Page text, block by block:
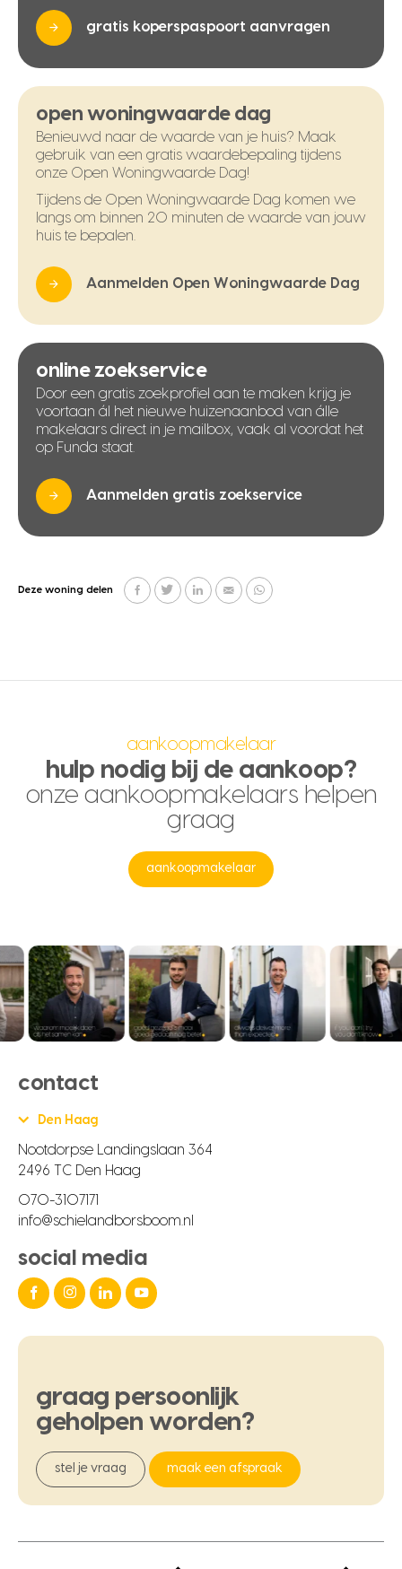
gratis koperspaspoort aanvragen
open woningwaarde dag
Benieuwd naar de waarde van je huis? Maak
gebruik van een gratis waardebepaling tijdens
onze Open Woningwaarde Dag!
Tijdens de Open Woningwaarde Dag komen we
langs om binnen 20 minuten de waarde van jouw
huis te bepalen.
Aanmelden Open Woningwaarde Dag
online zoekservice
Door een gratis zoekprofiel aan te maken krijg je
voortaan ál het nieuwe huizenaanbod van álle
makelaars direct in je mailbox, vaak al voordat het
op Funda staat.
Aanmelden gratis zoekservice
Deze woning delen
aankoopmakelaar
hulp nodig bij de aankoop?
onze aankoopmakelaars helpen
graag
aankoopmakelaar
contact
Den Haag
Nootdorpse Landingslaan 364
2496 TC Den Haag
070-3107171
info@schielandborsboom.nl
social media
graag persoonlijk
geholpen worden?
stel je vraag maak een afspraak